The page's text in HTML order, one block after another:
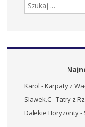
Karol -Karpaty z
Slawek.C-Tatry z
Dalekie Horyzonty-